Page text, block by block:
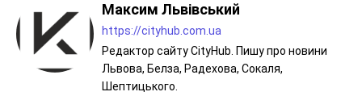
Максим Львівський
https://cityhub.com.ua
Редактор сайту CityHub. Пишу про новини
Львова, Белза, Радехова, Сокаля,
Шептицького.